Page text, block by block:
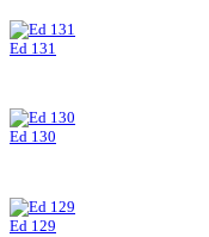
Ed 131
Ed 130
Ed 129